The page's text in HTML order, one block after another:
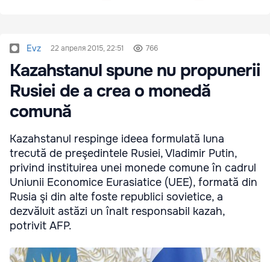
Evz 22 апреля 2015, 22:51 766
Kazahstanul spune nu propunerii
Rusiei de a crea o monedă
comună
Kazahstanul respinge ideea formulată luna
trecută de preşedintele Rusiei, Vladimir Putin,
privind instituirea unei monede comune în cadrul
Uniunii Economice Eurasiatice (UEE), formată din
Rusia şi din alte foste republici sovietice, a
dezvăluit astăzi un înalt responsabil kazah,
potrivit AFP.